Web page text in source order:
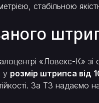
стабільною
«Ловекс-К» зі
у розмір штрипса від
За ТЗ надаємо